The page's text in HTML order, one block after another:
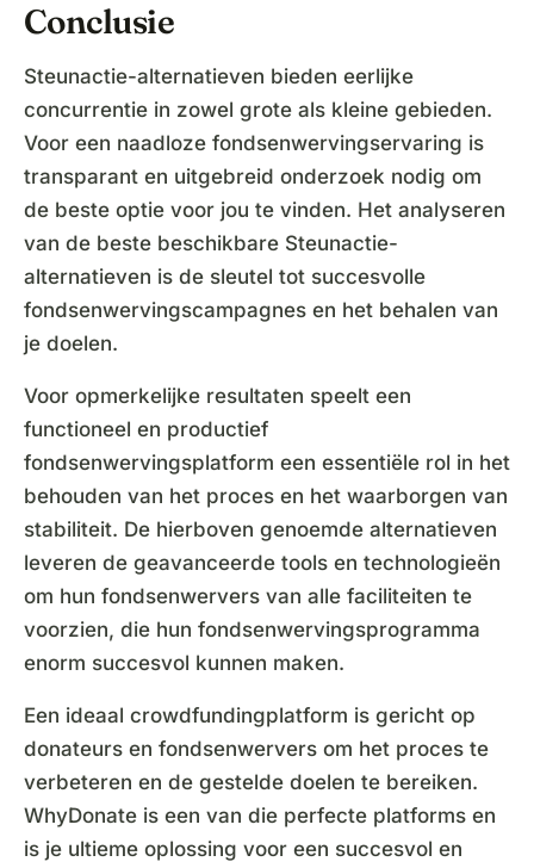
Conclusie
Steunactie-alternatieven bieden eerlijke
concurrentie in zowel grote als kleine gebieden.
Voor een naadloze fondsenwervingservaring is
transparant en uitgebreid onderzoek nodig om
de beste optie voor jou te vinden. Het analyseren
van de beste beschikbare Steunactie-
alternatieven is de sleutel tot succesvolle
fondsenwervingscampagnes en het behalen van
je doelen.
Voor opmerkelijke resultaten speelt een
functioneel en productief
fondsenwervingsplatform een essentiële rol in het
behouden van het proces en het waarborgen van
stabiliteit. De hierboven genoemde alternatieven
leveren de geavanceerde tools en technologieën
om hun fondsenwervers van alle faciliteiten te
voorzien, die hun fondsenwervingsprogramma
enorm succesvol kunnen maken.
Een ideaal crowdfundingplatform is gericht op
donateurs en fondsenwervers om het proces te
verbeteren en de gestelde doelen te bereiken.
WhyDonate is een van die perfecte platforms en
is je ultieme oplossing voor een succesvol en